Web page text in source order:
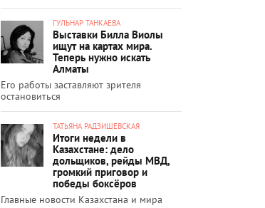
ГУЛЬНАР ТАНКАЕВА
Выставки Билла Виолы
ищут на картах мира.
Теперь нужно искать
Алматы
Его работы заставляют зрителя
остановиться
ТАТЬЯНА РАДЗИШЕВСКАЯ
Итоги недели в
Казахстане: дело
дольщиков, рейды МВД,
громкий приговор и
победы боксёров
Главные новости Казахстана и мира